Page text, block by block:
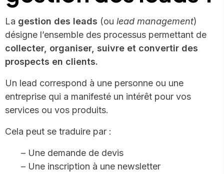
La gestion des leads (ou lead management)
désigne l’ensemble des processus permettant de
collecter, organiser, suivre et convertir des
prospects en clients.
Un lead correspond à une personne ou une
entreprise qui a manifesté un intérêt pour vos
services ou vos produits.
Cela peut se traduire par :
– Une demande de devis
– Une inscription à une newsletter